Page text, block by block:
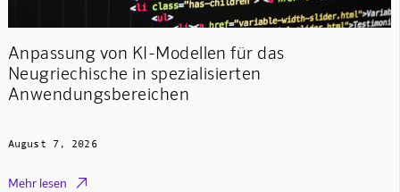
Anpassung von KI-Modellen für das
Neugriechische in spezialisierten
Anwendungsbereichen
August 7, 2026
Mehr lesen 